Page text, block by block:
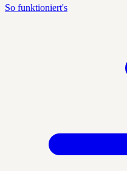
So funktioniert's